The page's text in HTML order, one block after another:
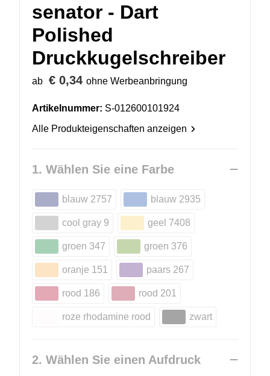
senator - Dart
Polished
Druckkugelschreiber
ab € 0,34 ohne Werbeanbringung
Artikelnummer: S-012600101924
Alle Produkteigenschaften anzeigen
1. Wählen Sie eine Farbe
blauw 2757 blauw 2935
cool gray 9 geel 7408
groen 347 groen 376
oranje 151 paars 267
rood 186 rood 201
roze rhodamine rood zwart
2. Wählen Sie einen Aufdruck